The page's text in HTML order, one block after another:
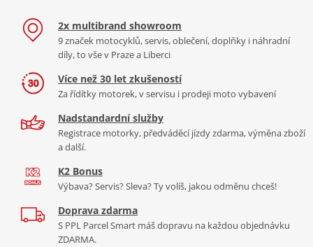
2x multibrand showroom
9 značek motocyklů, servis, oblečení, doplňky i náhradní
díly, to vše v Praze a Liberci
Více než 30 let zkušeností
Za řídítky motorek, v servisu i prodeji moto vybavení
Nadstandardní služby
Registrace motorky, předváděcí jízdy zdarma, výměna zboží
a další.
K2 Bonus
Výbava? Servis? Sleva? Ty volíš, jakou odměnu chceš!
Doprava zdarma
S PPL Parcel Smart máš dopravu na každou objednávku
ZDARMA.